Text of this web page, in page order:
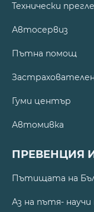
Технически
Автосервиз
Пътна помощ
Гуми център
Автомивка
ПРЕВЕНЦИЯ
Пътищата на
Аз на пътя-